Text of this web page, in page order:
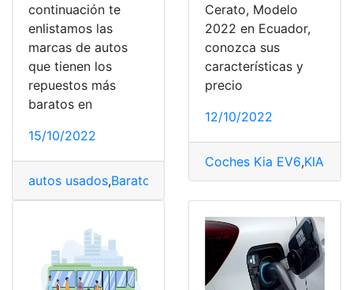
continuación te
enlistamos las
marcas de autos
que tienen los
repuestos más
baratos en
15/10/2022
autos usados,Baratos Carros,coches usados,
Cerato, Modelo
2022 en Ecuador,
conozca sus
características y
precio
12/10/2022
Coches Kia EV6,KIA